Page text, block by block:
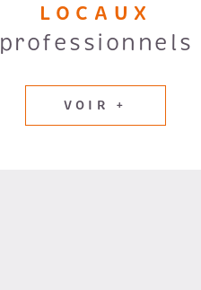
LOCAUX
professionnels
VOIR +